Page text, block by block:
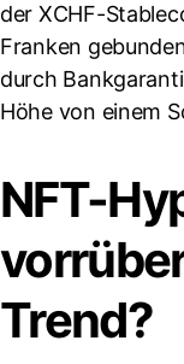
der XCHF-
Franken
durch
Höhe von einem
NFT-
Trend?